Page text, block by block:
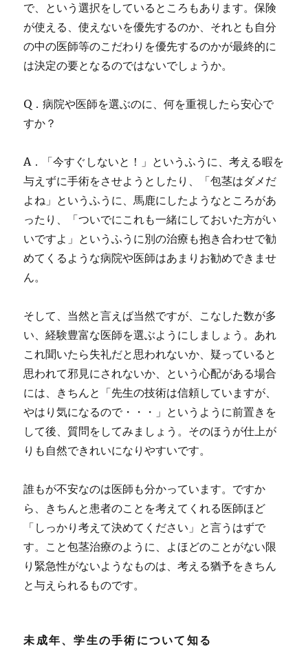
で、という選択をしているところもあります。保険
が使える、使えないを優先するのか、それとも自分
の中の医師等のこだわりを優先するのかが最終的に
は決定の要となるのではないでしょうか。
Q．病院や医師を選ぶのに、何を重視したら安心で
すか？
A．「今すぐしないと！」というふうに、考える暇を
与えずに手術をさせようとしたり、「包茎はダメだ
よね」というふうに、馬鹿にしたようなところがあ
ったり、「ついでにこれも一緒にしておいた方がい
いですよ」というふうに別の治療も抱き合わせで勧
めてくるような病院や医師はあまりお勧めできませ
ん。
そして、当然と言えば当然ですが、こなした数が多
い、経験豊富な医師を選ぶようにしましょう。あれ
これ聞いたら失礼だと思われないか、疑っていると
思われて邪見にされないか、という心配がある場合
には、きちんと「先生の技術は信頼していますが、
やはり気になるので・・・」というように前置きを
して後、質問をしてみましょう。そのほうが仕上が
りも自然できれいになりやすいです。
誰もが不安なのは医師も分かっています。ですか
ら、きちんと患者のことを考えてくれる医師ほど
「しっかり考えて決めてください」と言うはずで
す。こと包茎治療のように、よほどのことがない限
り緊急性がないようなものは、考える猶予をきちん
と与えられるものです。
未成年、学生の手術について知る